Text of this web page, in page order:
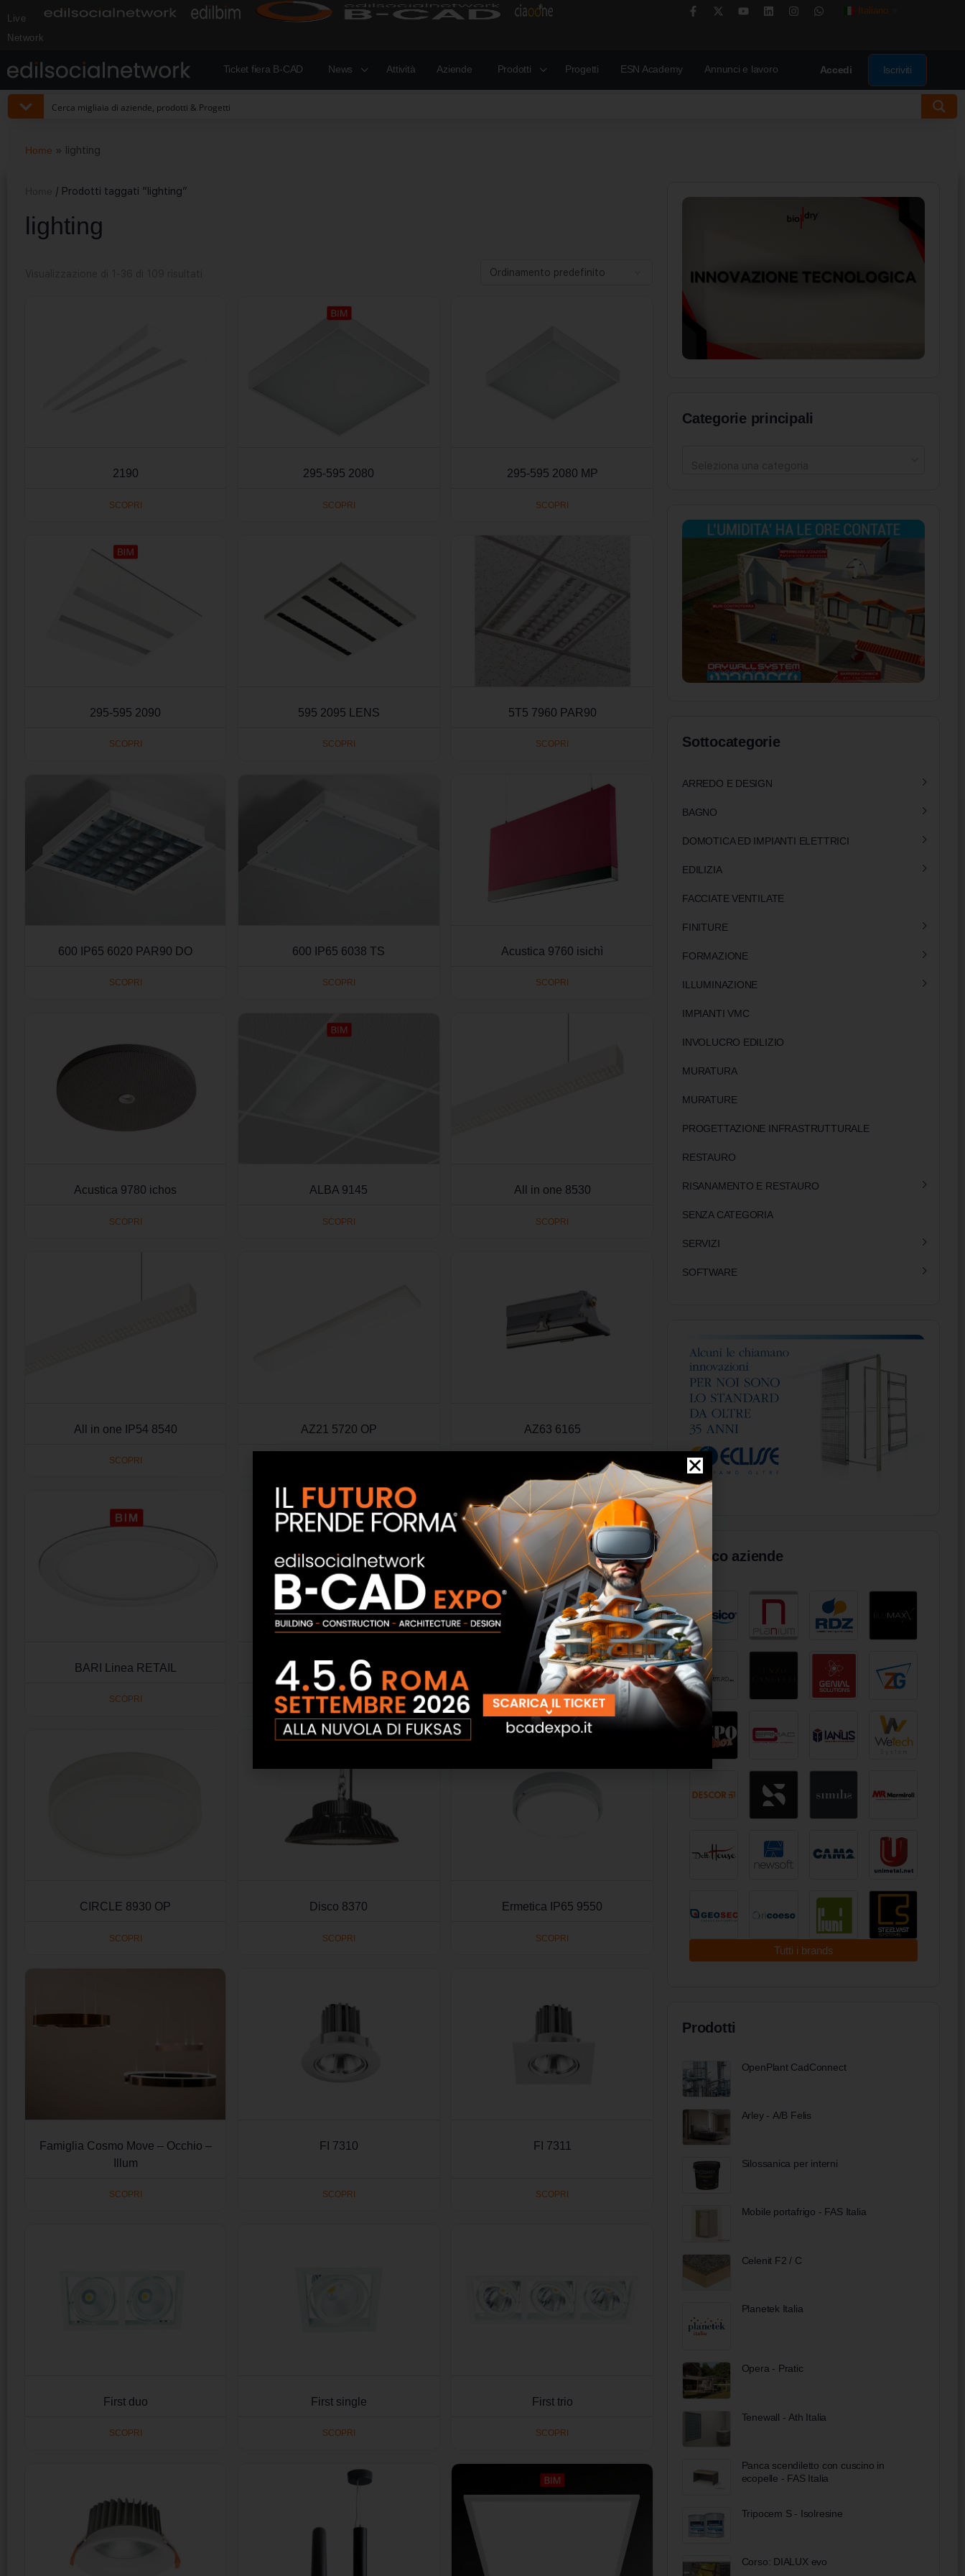
Live
Network
Italiano
Ticket fiera B-CAD News Attività Aziende Prodotti Progetti ESN Academy Annunci e lavoro Accedi Iscriviti
Home » lighting
/ Prodotti taggati “lighting”
lighting
2190
SCOPRI
295-595 2080
SCOPRI
295-595 2080 MP
SCOPRI
295-595 2090
SCOPRI
595 2095 LENS
SCOPRI
5T5 7960 PAR90
SCOPRI
600 IP65 6020 PAR90 DO
SCOPRI
600 IP65 6038 TS
SCOPRI
Acustica 9760 isichì
SCOPRI
Acustica 9780 ichos
SCOPRI
ALBA 9145
SCOPRI
All in one 8530
SCOPRI
All in one IP54 8540
SCOPRI
AZ21 5720 OP AZ63 6165
BARI Linea RETAIL
SCOPRI
Binario dali
SCOPRI
Binario elettrificato
SCOPRI
CIRCLE 8930 OP
SCOPRI
Disco 8370
SCOPRI
Ermetica IP65 9550
SCOPRI
Famiglia Cosmo Move – Occhio –
Illum
SCOPRI
FI 7310
SCOPRI
FI 7311
SCOPRI
First duo
SCOPRI
First single
SCOPRI
First trio
SCOPRI
Categorie principali
Sottocategorie
ARREDO E DESIGN
BAGNO
DOMOTICA ED IMPIANTI ELETTRICI
EDILIZIA
FACCIATE VENTILATE
FINITURE
FORMAZIONE
ILLUMINAZIONE
IMPIANTI VMC
INVOLUCRO EDILIZIO
MURATURA
MURATURE
PROGETTAZIONE INFRASTRUTTURALE
RESTAURO
RISANAMENTO E RESTAURO
SENZA CATEGORIA
SERVIZI
SOFTWARE
Elenco aziende
Tutti i brands
Prodotti
OpenPlant CadConnect
Arley - A/B Felis
Silossanica per interni
Mobile portafrigo - FAS Italia
Celenit F2 / C
Planetek Italia
Opera - Pratic
Tenewall - Ath Italia
Panca scendiletto con cuscino in
ecopelle - FAS Italia
Tripocem S - Isolresine
Corso: DIALUX evo